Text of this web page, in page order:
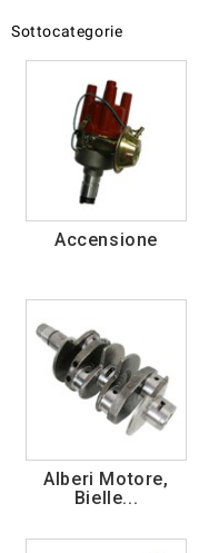
Sottocategorie
Accensione
Alberi Motore,
Bielle...